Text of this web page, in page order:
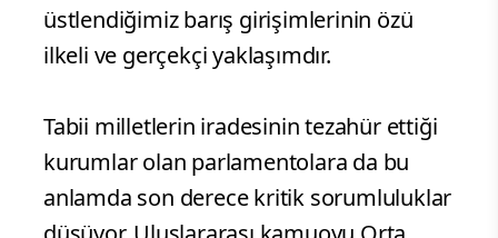
üstlendiğimiz barış girişimlerinin özü
ilkeli ve gerçekçi yaklaşımdır.
Tabii milletlerin iradesinin tezahür ettiği
kurumlar olan parlamentolara da bu
anlamda son derece kritik sorumluluklar